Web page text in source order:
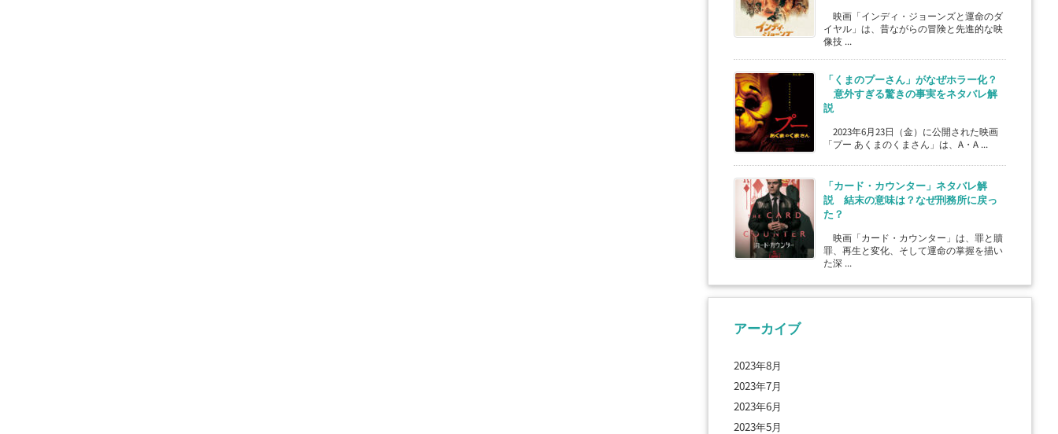
映画「インディ・ジョーンズと運命のダ
イヤル」は、昔ながらの冒険と先進的な映
像技 ...
「くまのプーさん」がなぜホラー化？
意外すぎる驚きの事実をネタバレ解
説
2023年6月23日（金）に公開された映画
「プー あくまのくまさん」は、A・A ...
「カード・カウンター」ネタバレ解
説 結末の意味は？なぜ刑務所に戻っ
た？
映画「カード・カウンター」は、罪と贖
罪、再生と変化、そして運命の掌握を描い
た深 ...
アーカイブ
2023年8月
2023年7月
2023年6月
2023年5月